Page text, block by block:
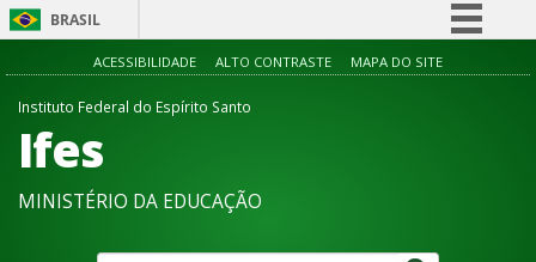
BRASIL
Simplifique!
Canais
ACESSIBILIDADE ALTO CONTRASTE MAPA DO SITE
Instituto Federal do Espírito Santo
Ifes
MINISTÉRIO DA EDUCAÇÃO